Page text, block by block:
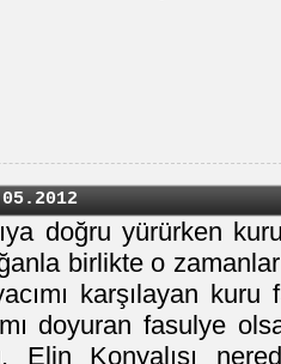
doğru yürürken
birlikte o
karşılayan kuru
doyuran fasulye
Elin Konyalısı